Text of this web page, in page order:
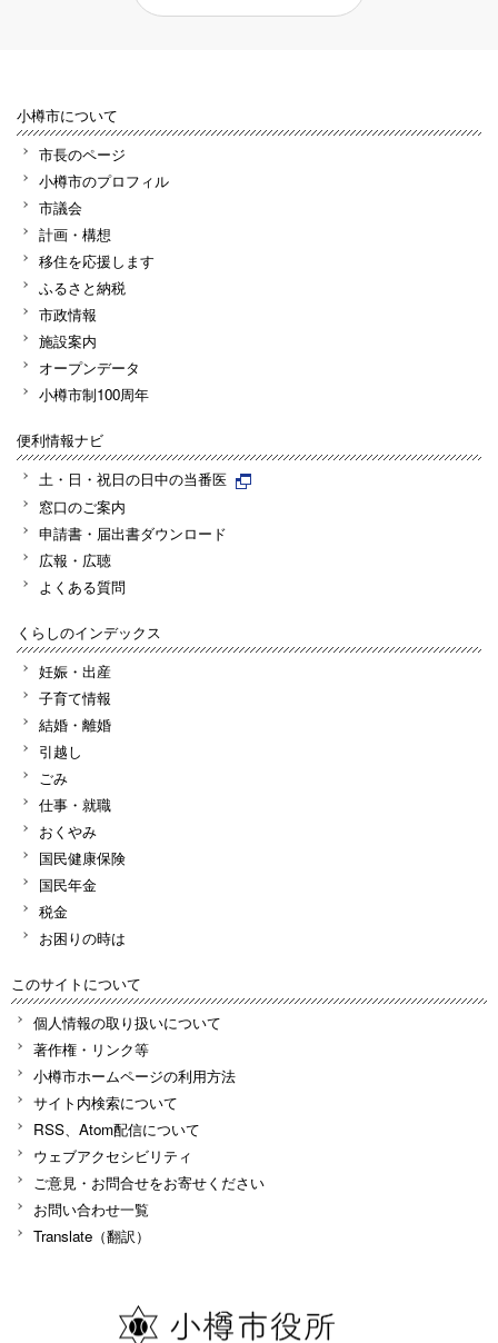
小樽市について
市長のページ
小樽市のプロフィル
市議会
計画・構想
移住を応援します
ふるさと納税
市政情報
施設案内
オープンデータ
小樽市制100周年
便利情報ナビ
土・日・祝日の日中の当番医
窓口のご案内
申請書・届出書ダウンロード
広報・広聴
よくある質問
くらしのインデックス
妊娠・出産
子育て情報
結婚・離婚
引越し
ごみ
仕事・就職
おくやみ
国民健康保険
国民年金
税金
お困りの時は
このサイトについて
個人情報の取り扱いについて
著作権・リンク等
小樽市ホームページの利用方法
サイト内検索について
RSS、Atom配信について
ウェブアクセシビリティ
ご意見・お問合せをお寄せください
お問い合わせ一覧
Translate（翻訳）